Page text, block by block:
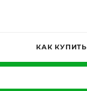
КАК КУПИТЬ